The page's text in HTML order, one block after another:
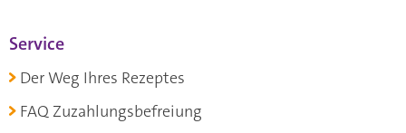
Service
Der Weg Ihres Rezeptes
FAQ Zuzahlungsbefreiung